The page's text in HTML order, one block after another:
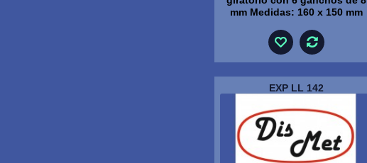
mm Medidas: 160 x 150 mm
EXP LL 142